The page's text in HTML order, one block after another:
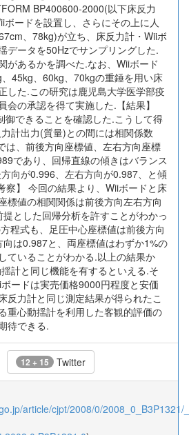
BP400600-2000(以下床反力
ードを設置し、さらにその上に人
、78kg)が立ち、床反力計・Wiiボ
データを50Hzでサンプリングした.
があるかを調べた.なお、Wiiボード
45kg、60kg、70kgの重錘を用い床
した.この研究は鹿児島大学医学部疫
会の承認を得て実施した.【結果】
御できることを確認した.こうして得
計出力(質量)との間には相関係数
は、前後方向座標値、左右方向座標
であり、回帰直線の傾きはバランス
向が0.996、左右方向が0.987、と傾
察】 今回の結果より、Wiiボードと床
標値の相関関係は前後方向左右方向
とした回帰分析を許すことがわかっ
程式も、足圧中心座標値は前後方向
は0.987と、両座標値はわずか1%の
ていることがわかる.以上の結果か
計と同じ機能を有するといえる.そ
ードは実売価格9000円程度と安価
反力計と同じ測定結果が得られたこ
重心動揺計を利用した客観的評価の
待できる.
12 + 15 Twitter
article/cjpt/2008/0/2008_0_B3P1321/